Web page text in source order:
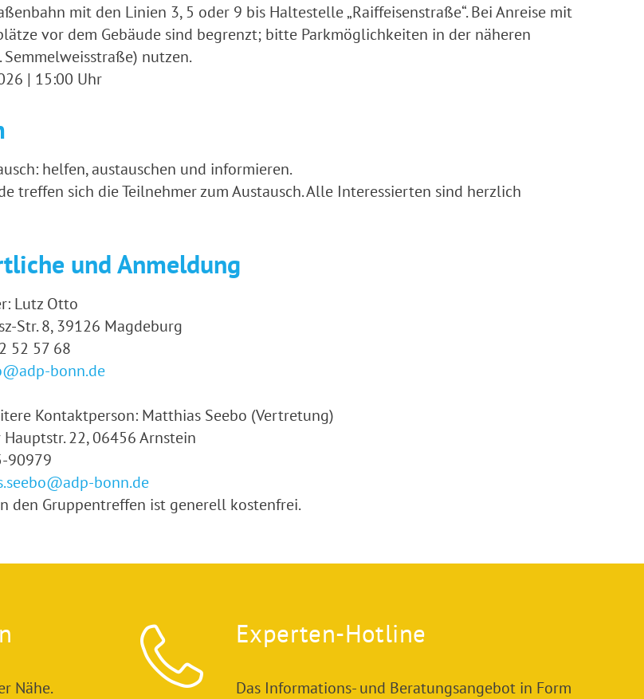
mit den Linien 3, 5 oder 9 bis Haltestelle „Raiffeisenstraße“. Bei Anreise mit
vor dem Gebäude sind begrenzt; bitte Parkmöglichkeiten in der näheren
Semmelweisstraße) nutzen.
| 15:00 Uhr
helfen, austauschen und informieren.
treffen sich die Teilnehmer zum Austausch. Alle Interessierten sind herzlich
und Anmeldung
Lutz Otto
Str. 8, 39126 Magdeburg
52 57 68
bonn.de
Kontaktperson: Matthias Seebo (Vertretung)
Hauptstr. 22, 06456 Arnstein
90979
bonn.de
den Gruppentreffen ist generell kostenfrei.
Nähe.
Experten-Hotline
Das Informations- und Beratungsangebot in Form